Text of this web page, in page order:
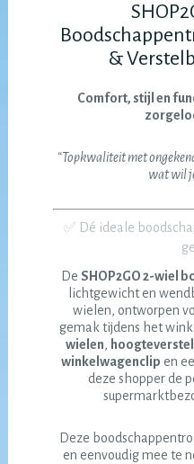
&
Comfort, stijl en
“Topkwaliteit met
wat wil
✅ Dé ideale
De SHOP2GO 2-wiel
lichtgewicht en
wielen, ontworpen
gemak tijdens het
wielen,
winkelwagenclip en
deze shopper de
Deze
en eenvoudig mee te